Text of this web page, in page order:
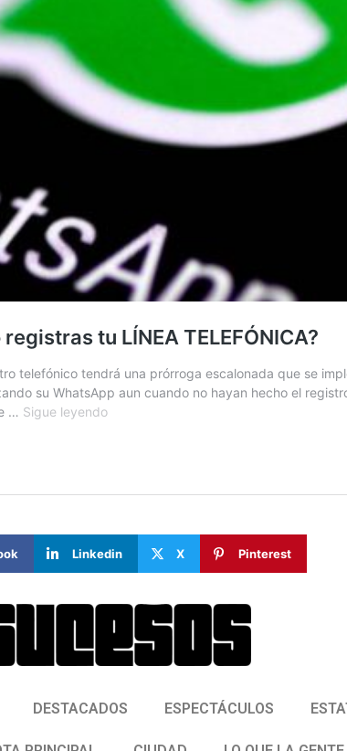
Linkedin X Pinterest
DESTACADOS ESPECTÁCULOS